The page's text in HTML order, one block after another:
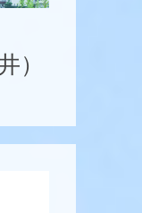
）